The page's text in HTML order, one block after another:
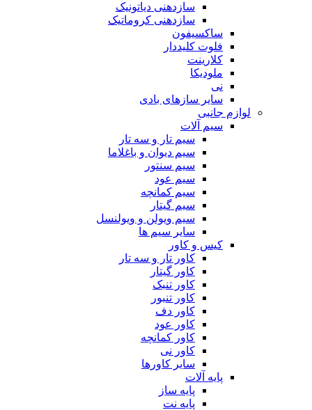
سازدهنی دیاتونیک
سازدهنی کروماتیک
ساکسیفون
فلوت کلیددار
کلارینت
ملودیکا
نی
سایر سازهای بادی
لوازم جانبی
سیم آلات
سیم تار و سه تار
سیم دیوان و باغلاما
سیم سنتور
سیم عود
سیم کمانچه
سیم گیتار
سیم ویولن و ویولنسل
سایر سیم ها
کیس و کاور
کاور تار و سه تار
کاور گیتار
کاور تنبک
کاور تنبور
کاور دف
کاور عود
کاور کمانچه
کاور نی
سایر کاورها
پایه آلات
پایه ساز
پایه نت